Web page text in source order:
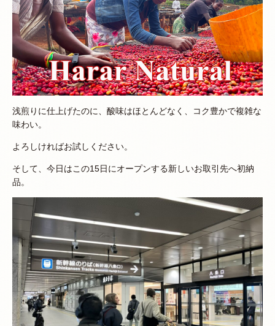
浅煎りに仕上げたのに、酸味はほとんどなく、コク豊かで複雑な
味わい。
よろしければお試しください。
そして、今日はこの15日にオープンする新しいお取引先へ初納
品。